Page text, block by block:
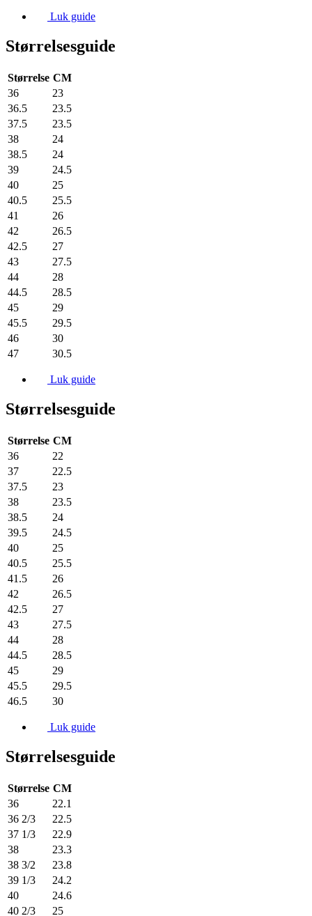
Luk guide
Størrelsesguide
Størrelse CM
36
23
36.5
23.5
37.5
23.5
38
24
38.5
24
39
24.5
40
25
40.5
25.5
41
26
42
26.5
42.5
27
43
27.5
44
28
44.5
28.5
45
29
45.5
29.5
46
30
47
30.5
Luk guide
Størrelsesguide
Størrelse CM
36
22
37
22.5
37.5
23
38
23.5
38.5
24
39.5
24.5
40
25
40.5
25.5
41.5
26
42
26.5
42.5
27
43
27.5
44
28
44.5
28.5
45
29
45.5
29.5
46.5
30
Luk guide
Størrelsesguide
Størrelse CM
36
22.1
36 2/3
22.5
37 1/3
22.9
38
23.3
38 3/2
23.8
39 1/3
24.2
40
24.6
40 2/3
25